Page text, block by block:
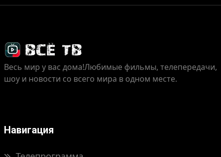
Весь мир у вас дома!Любимые фильмы, телепередачи,
шоу и новости со всего мира в одном месте.
Навигация